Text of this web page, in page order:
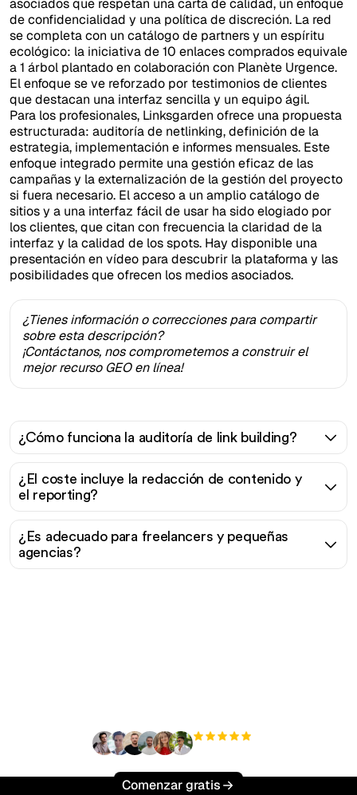
asociados que respetan una carta de calidad, un enfoque
de confidencialidad y una política de discreción. La red
se completa con un catálogo de partners y un espíritu
ecológico: la iniciativa de 10 enlaces comprados equivale
a 1 árbol plantado en colaboración con Planète Urgence.
El enfoque se ve reforzado por testimonios de clientes
que destacan una interfaz sencilla y un equipo ágil.
Para los profesionales, Linksgarden ofrece una propuesta
estructurada: auditoría de netlinking, definición de la
estrategia, implementación e informes mensuales. Este
enfoque integrado permite una gestión eficaz de las
campañas y la externalización de la gestión del proyecto
si fuera necesario. El acceso a un amplio catálogo de
sitios y a una interfaz fácil de usar ha sido elogiado por
los clientes, que citan con frecuencia la claridad de la
interfaz y la calidad de los spots. Hay disponible una
presentación en vídeo para descubrir la plataforma y las
posibilidades que ofrecen los medios asociados.
¿Tienes información o correcciones para compartir
sobre esta descripción?
¡Contáctanos, nos comprometemos a construir el
mejor recurso GEO en línea!
¿Cómo funciona la auditoría de link building?
¿El coste incluye la redacción de contenido y
el reporting?
¿Es adecuado para freelancers y pequeñas
agencias?
Comenzar gratis